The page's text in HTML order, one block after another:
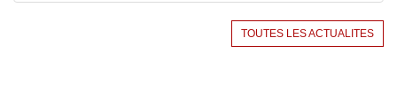
TOUTES LES ACTUALITES